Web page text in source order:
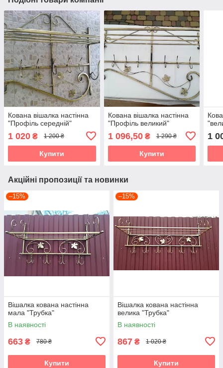
Кована вішалка настінна
"Профіль середній"
1 020 ₴ 1 200 ₴
Купити
Кована вішалка настінна
"Профіль великий"
1 096,50₴ 1 290 ₴
Купити
1
Акційні пропозиції та новинки
–15%
Вішалка кована настінна
мала "Трубка"
В наявності
663 ₴ 780 ₴
Купити
–15%
Вішалка кована настінна
велика "Трубка"
В наявності
867 ₴ 1 020 ₴
Купити